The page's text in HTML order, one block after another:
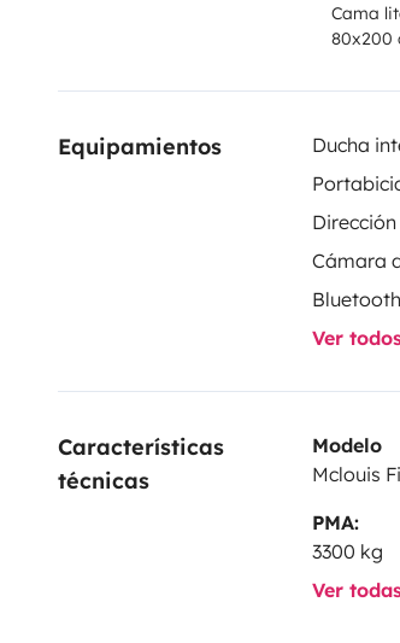
Cama
80x200
Equipamientos Ducha
Cámara
Bluetooth
Ver
Características
técnicas
Modelo
Mclouis
PMA:
3300 kg
Ver